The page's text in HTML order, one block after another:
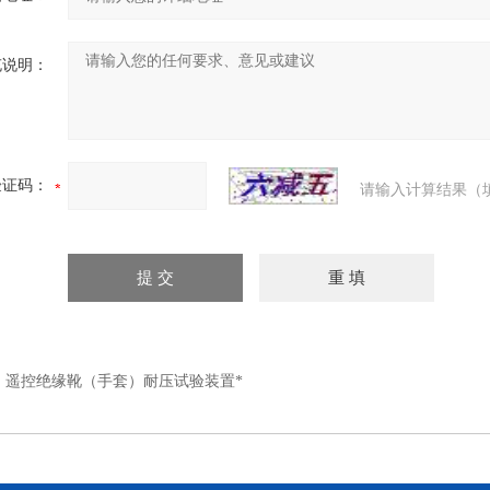
明：
码： 请输入计算结果（
遥控绝缘靴（手套）耐压试验装置*